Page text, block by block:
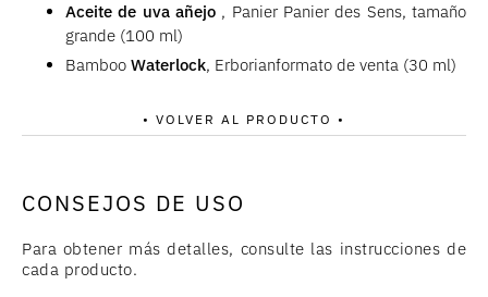
Aceite de uva añejo , Panier Panier des Sens, tamaño
grande (100 ml)
Bamboo Waterlock, Erborianformato de venta (30 ml)
• VOLVER AL PRODUCTO •
CONSEJOS DE USO
Para obtener más detalles, consulte las instrucciones de
cada producto.